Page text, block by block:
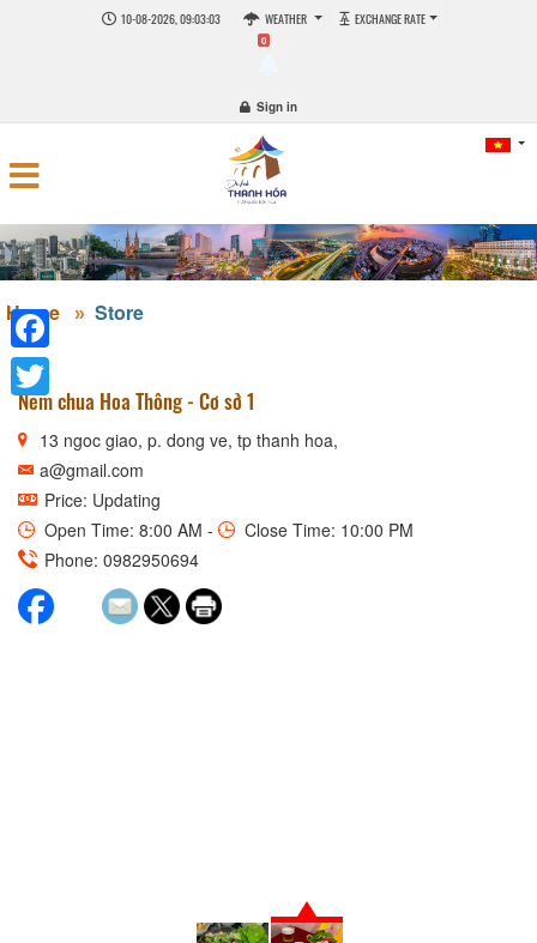
10-08-2026, 09:03:04 WEATHER EXCHANGE RATE
0
Sign in
Home Store
Nem chua Hoa Thông - Cơ sở 1
13 ngoc giao, p. dong ve, tp thanh hoa,
a@gmail.com
Price: Updating
Open Time: 8:00 AM -
Close Time: 10:00 PM
Phone: 0982950694
Facebook
Twitter